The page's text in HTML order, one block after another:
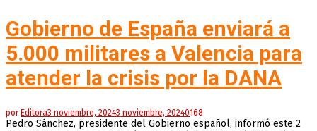
Gobierno de España enviará a
5.000 militares a Valencia para
atender la crisis por la DANA
porEditora3 noviembre, 20243 noviembre, 20240168
Pedro Sánchez, presidente del Gobierno español, informó este 2